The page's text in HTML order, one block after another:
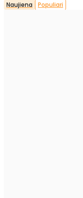
Naujiena Populiari